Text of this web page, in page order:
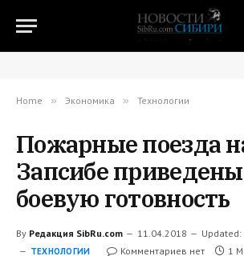
Home » Экономика » Технологии
Пожарные поезда
Запсибе
боевую готовность
By Редакция SibRu.com 11.04.2018 Updated:
ТЕХНОЛОГИИ Комментариев нет 1